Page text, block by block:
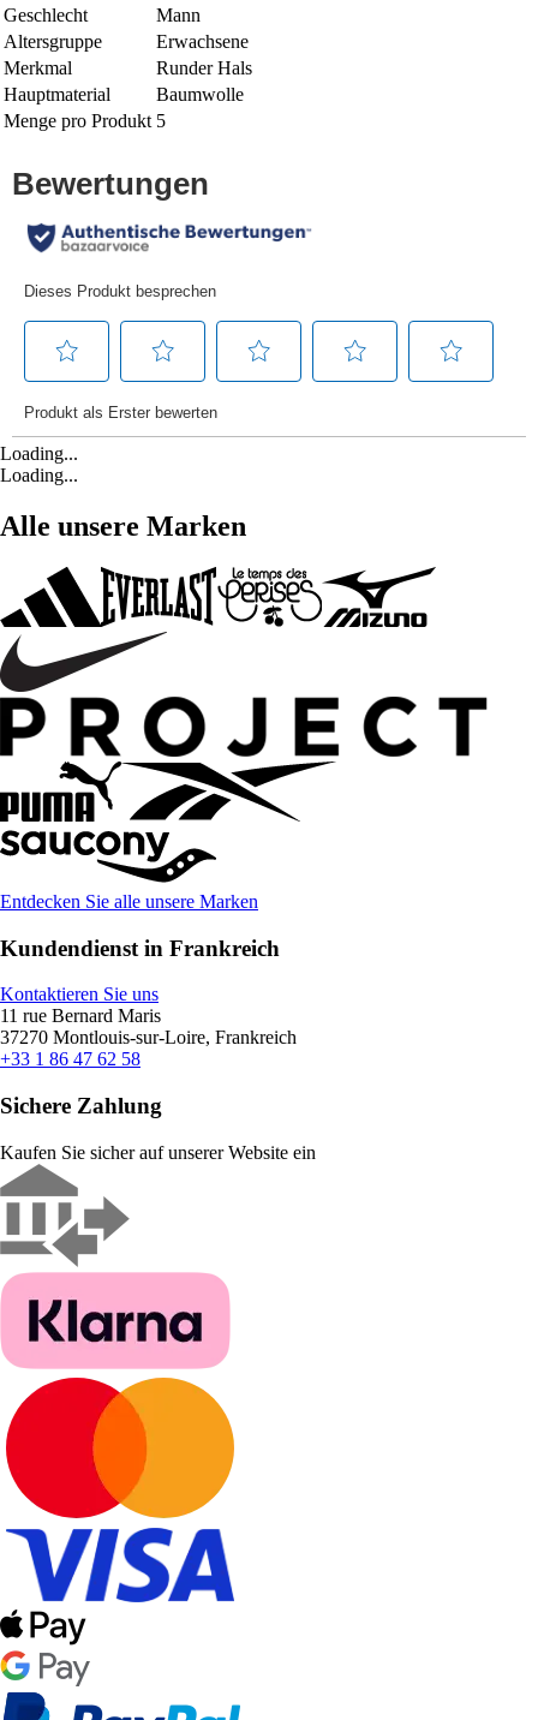
Geschlecht
Mann
Altersgruppe
Erwachsene
Merkmal
Runder Hals
Hauptmaterial
Baumwolle
Menge pro Produkt 5
Loading...
Loading...
Alle unsere Marken
Entdecken Sie alle unsere Marken
Kundendienst in Frankreich
Kontaktieren Sie uns
11 rue Bernard Maris
37270 Montlouis-sur-Loire, Frankreich
+33 1 86 47 62 58
Sichere Zahlung
Kaufen Sie sicher auf unserer Website ein